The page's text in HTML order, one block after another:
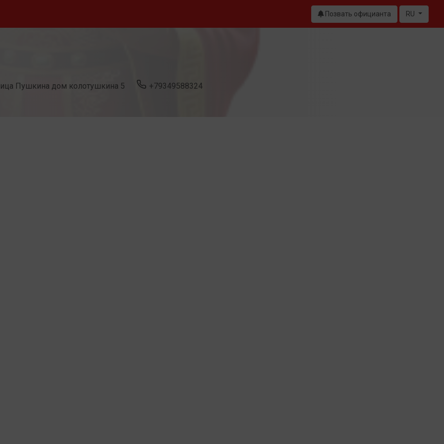
Позвать официанта RU
Пушкина дом колотушкина 5 +79349588324